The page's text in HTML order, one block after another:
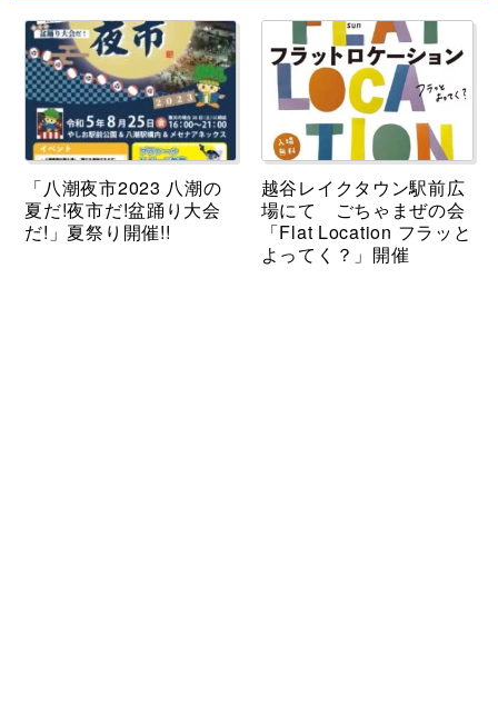
「八潮夜市2023 八潮の
夏だ!夜市だ!盆踊り大会
だ!」夏祭り開催!!
越谷レイクタウン駅前広
場にて ごちゃまぜの会
「Flat Location フラッと
よってく？」開催